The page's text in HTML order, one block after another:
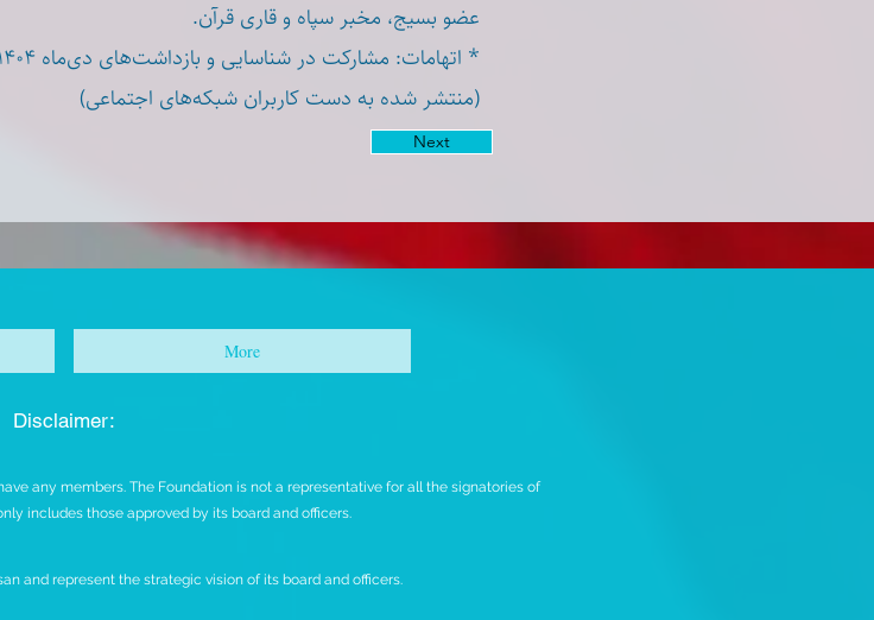
عضو بسیج، مخبر سپاه و قاری قرآن.
* اتهامات: مشارکت در شناسایی و بازداشت‌های دی‌ماه ۱۴۰۴.
(منتشر شده به دست کاربران شبکه‌های اجتماعی)
Next
More
Disclaimer:
any members. The Foundation is not a representative for all the signatories of
includes those approved by its board and officers.
and represent the strategic vision of its board and officers.